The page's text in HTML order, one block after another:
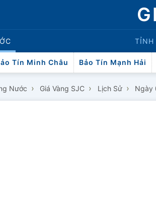
TỈNH
Tín Minh Châu Bảo Tín Mạnh Hải
Nước › Giá Vàng SJC › Lịch Sử› Ngày